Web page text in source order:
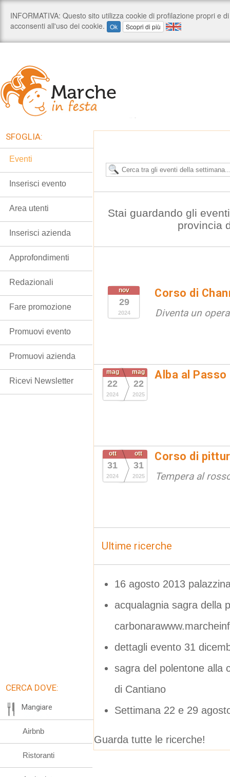
Stai guardando gli
provincia
nov
29
2024
Corso di
Diventa un
mag
22
2024
mag
22
2025
Alba al Passo
ott
31
2024
ott
31
2025
Corso di
Tempera al
Ultime ricerche
16 agosto 2013
acqualagnia sagra della
dettagli evento 31
sagra del polentone alla
di Cantiano
Settimana 22 e 29
Guarda tutte le ricerche!
SFOGLIA:
Eventi
Inserisci evento
Area utenti
Inserisci azienda
Approfondimenti
Redazionali
Fare promozione
Promuovi evento
Promuovi azienda
Ricevi Newsletter
CERCA DOVE:
Mangiare
Airbnb
Ristoranti